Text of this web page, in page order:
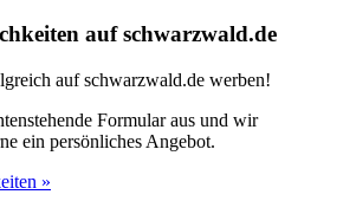
auf schwarzwald.de
auf schwarzwald.de werben!
Formular aus und wir
ein persönliches Angebot.
»